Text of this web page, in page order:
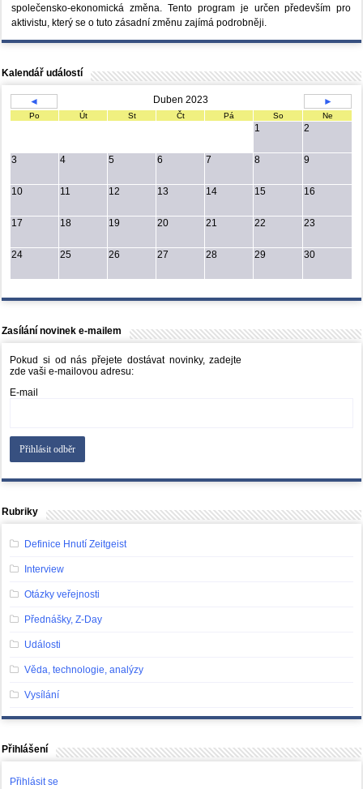
společensko-ekonomická změna. Tento program je určen především pro
aktivistu, který se o tuto zásadní změnu zajímá podrobněji.
Kalendář událostí
◄ Duben 2023 ►
Po Út St Čt Pá So Ne
1 2
3 4 5 6 7 8 9
10 11 12 13 14 15 16
17 18 19 20 21 22 23
24 25 26 27 28 29 30
Zasílání novinek e-mailem
Pokud si od nás přejete dostávat novinky, zadejte
zde vaši e-mailovou adresu:
E-mail
Rubriky
Definice Hnutí Zeitgeist
Interview
Otázky veřejnosti
Přednášky, Z-Day
Události
Věda, technologie, analýzy
Vysílání
Přihlášení
Přihlásit se